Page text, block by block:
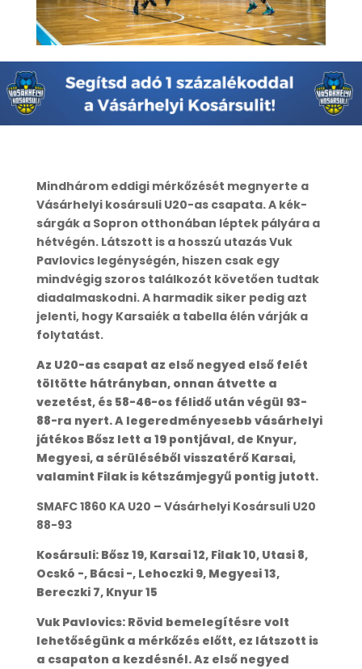
Mindhárom eddigi mérkőzését megnyerte a
Vásárhelyi kosársuli U20-as csapata. A kék-
sárgák a Sopron otthonában léptek pályára a
hétvégén. Látszott is a hosszú utazás Vuk
Pavlovics legénységén, hiszen csak egy
mindvégig szoros találkozót követően tudtak
diadalmaskodni. A harmadik siker pedig azt
jelenti, hogy Karsaiék a tabella élén várják a
folytatást.
Az U20-as csapat az első negyed első felét
töltötte hátrányban, onnan átvette a
vezetést, és 58-46-os félidő után végül 93-
88-ra nyert. A legeredményesebb vásárhelyi
játékos Bősz lett a 19 pontjával, de Knyur,
Megyesi, a sérüléséből visszatérő Karsai,
valamint Filak is kétszámjegyű pontig jutott.
SMAFC 1860 KA U20 – Vásárhelyi Kosársuli U20
88-93
Kosársuli: Bősz 19, Karsai 12, Filak 10, Utasi 8,
Ocskó -, Bácsi -, Lehoczki 9, Megyesi 13,
Bereczki 7, Knyur 15
Vuk Pavlovics: Rövid bemelegítésre volt
lehetőségünk a mérkőzés előtt, ez látszott is
a csapaton a kezdésnél. Az első negyed